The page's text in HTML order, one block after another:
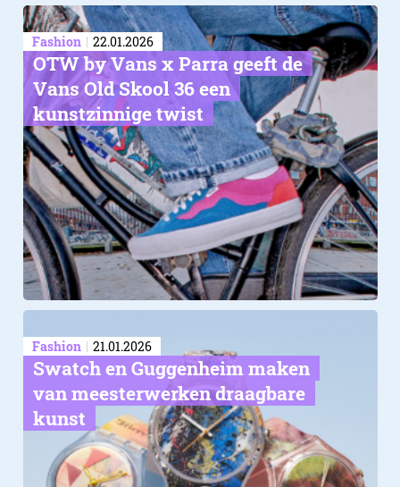
5. Vergeet je ondergoed niet
Fashion 22.01.2026
OTW by Vans x Parra geeft de
Vans Old Skool 36 een
kunstzinnige twist
Fashion 21.01.2026
Swatch en Guggenheim maken
van meesterwerken draagbare
kunst